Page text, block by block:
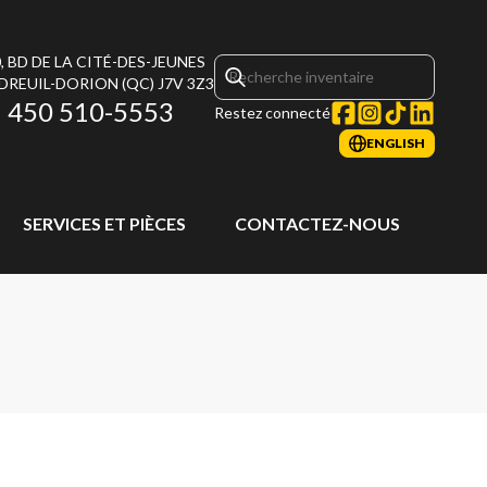
BD DE LA CITÉ-DES-JEUNES
DORION (QC) J7V 3Z3
450 510-5553 Restez connecté
ENGLISH
SERVICES ET PIÈCES CONTACTEZ-NOUS